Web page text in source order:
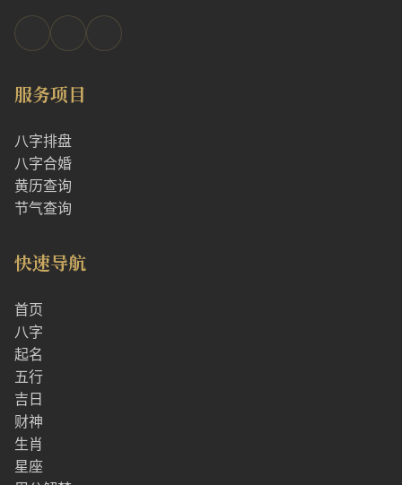
服务项目
八字排盘
八字合婚
黄历查询
节气查询
快速导航
首页
八字
起名
五行
吉日
财神
生肖
星座